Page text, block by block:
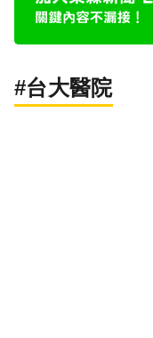
#台大醫院